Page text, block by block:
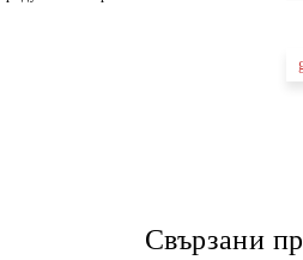
Свързани